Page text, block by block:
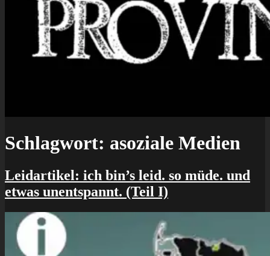
Schlagwort: asoziale Medien
Leidartikel: ich bin’s leid. so müde. und
etwas unentspannt. (Teil I)